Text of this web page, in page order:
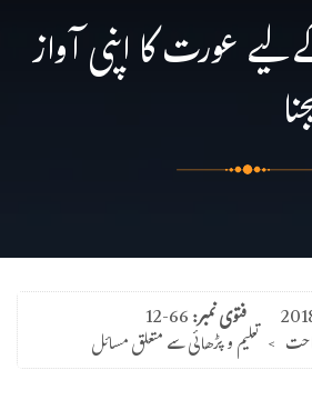
لیے عورت کا اپنی آواز
فتوی نمبر:12-66
> تعلیم و پڑھائی سے متعلق مسائل